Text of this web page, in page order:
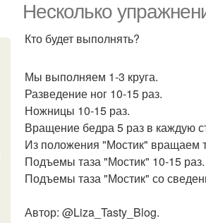
Несколько
Кто будет выполнять?
Мы выполняем 1-3 круга.
Разведение ног 10-15 раз.
Ножницы 10-15 раз.
Вращение бедра 5 раз в каждую
Из положения "Мостик" вращаем
Подъемы таза "Мостик" 10-15 раз.
Подъемы таза "Мостик" со
Автор: @Liza_Tasty_Blog.